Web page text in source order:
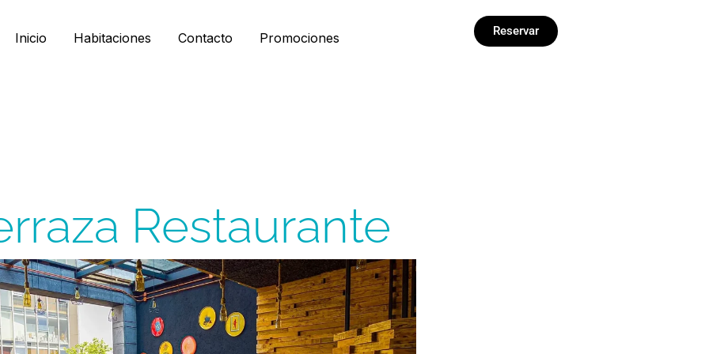
Inicio Habitaciones Contacto Promociones Reservar
Restaurante